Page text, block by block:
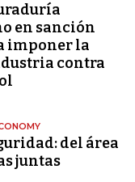
en sanción
imponer la
contra
del área
juntas